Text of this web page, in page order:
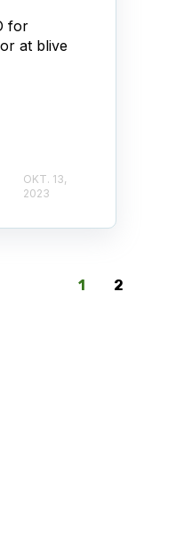
for
at blive
OKT. 13,
2023
1 2